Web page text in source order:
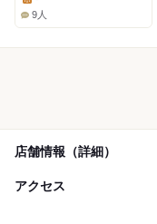
Lunch:
9人
店舗情報（詳細）
アクセス